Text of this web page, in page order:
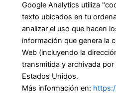
Google Analytics utiliza
texto ubicados en tu
analizar el uso que hacen
información que genera la
Web (incluyendo la
transmitida y archivada
Estados Unidos.
Más información en: